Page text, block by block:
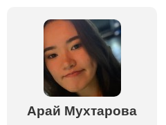
Арай Мухтарова